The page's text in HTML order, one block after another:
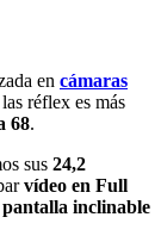
en cámaras
réflex es más
68.
sus 24,2
vídeo en Full
pantalla inclinable